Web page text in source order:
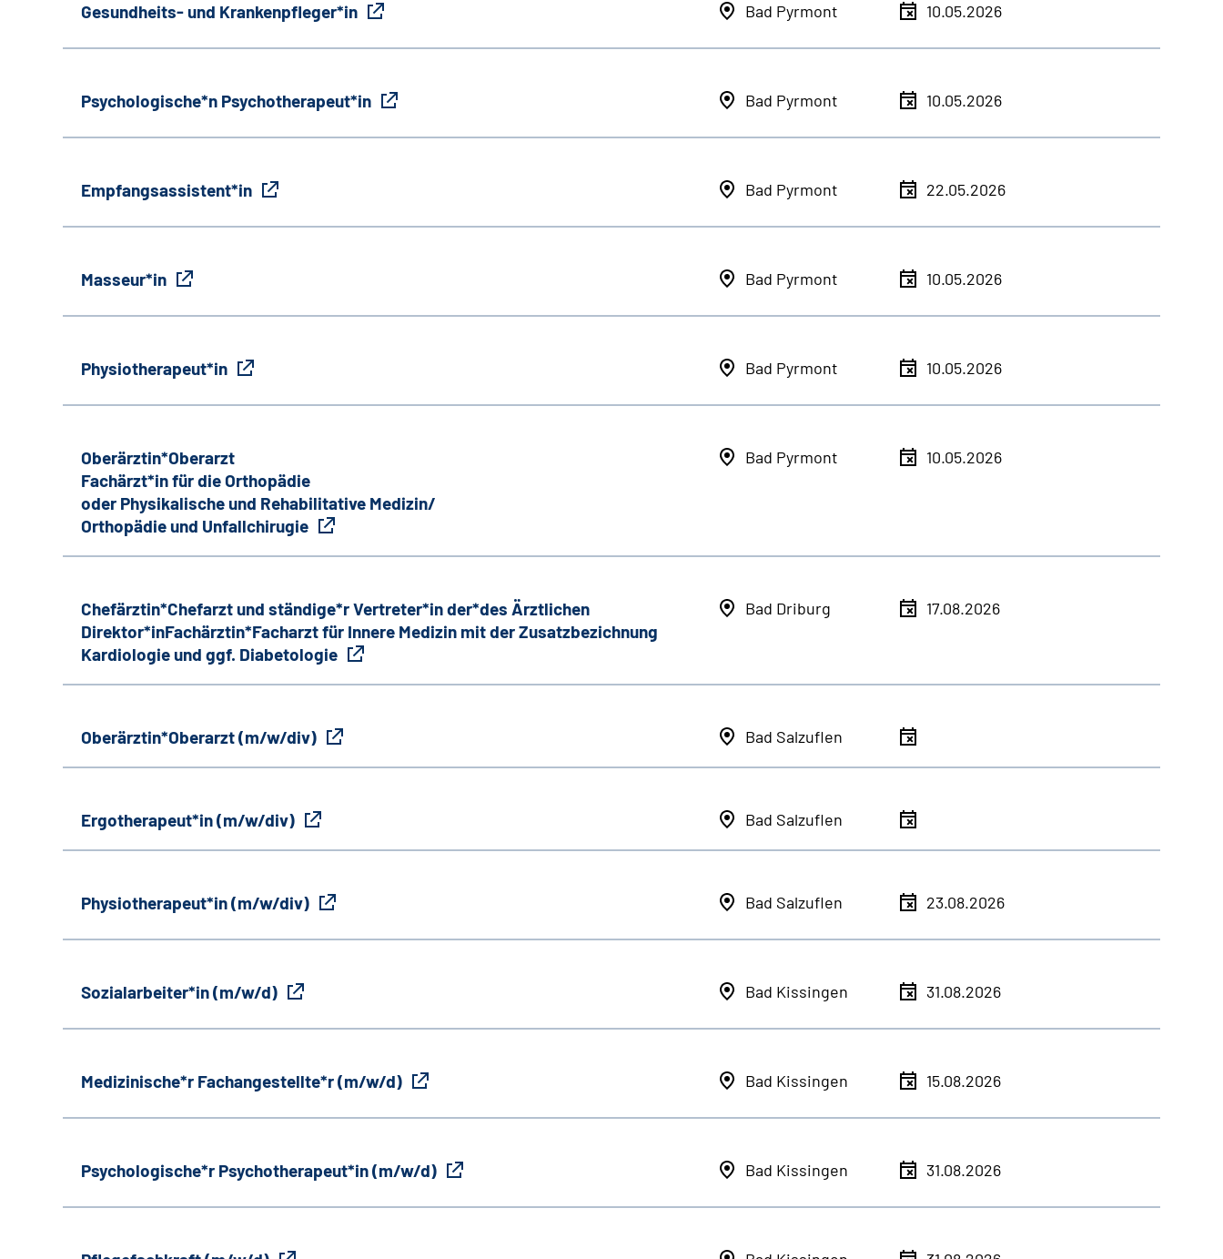
Gesundheits- und Krankenpfleger*in Bad Pyrmont 10.05.2026
Psychologische*n Psychotherapeut*in Bad Pyrmont 10.05.2026
Empfangsassistent*in Bad Pyrmont 22.05.2026
Masseur*in Bad Pyrmont 10.05.2026
Physiotherapeut*in Bad Pyrmont 10.05.2026
Oberärztin*Oberarzt
Fachärzt*in für die Orthopädie
oder Physikalische und Rehabilitative Medizin/
Orthopädie und Unfallchirugie
Bad Pyrmont 10.05.2026
Chefärztin*Chefarzt und ständige*r Vertreter*in der*des Ärztlichen
Direktor*inFachärztin*Facharzt für Innere Medizin mit der Zusatzbezichnung
Kardiologie und ggf. Diabetologie
Bad Driburg 17.08.2026
Oberärztin*Oberarzt (m/w/div) Bad Salzuflen
Ergotherapeut*in (m/w/div) Bad Salzuflen
Physiotherapeut*in (m/w/div) Bad Salzuflen 23.08.2026
Sozialarbeiter*in (m/w/d) Bad Kissingen 31.08.2026
Medizinische*r Fachangestellte*r (m/w/d) Bad Kissingen 15.08.2026
Psychologische*r Psychotherapeut*in (m/w/d) Bad Kissingen 31.08.2026